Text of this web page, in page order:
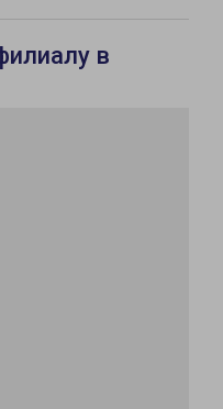
в